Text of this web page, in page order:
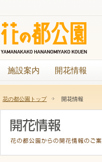
施設案内 開花情報
花の都公園トップ 開花情報